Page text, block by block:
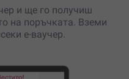
и ще го получиш
на поръчката. Вземи
е-ваучер.